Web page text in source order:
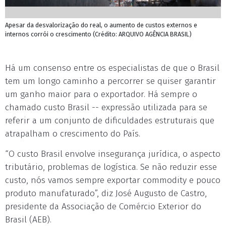
Apesar da desvalorização do real, o aumento de custos externos e
internos corrói o crescimento (Crédito: ARQUIVO AGÊNCIA BRASIL)
Há um consenso entre os especialistas de que o Brasil
tem um longo caminho a percorrer se quiser garantir
um ganho maior para o exportador. Há sempre o
chamado custo Brasil -- expressão utilizada para se
referir a um conjunto de dificuldades estruturais que
atrapalham o crescimento do País.
“O custo Brasil envolve insegurança jurídica, o aspecto
tributário, problemas de logística. Se não reduzir esse
custo, nós vamos sempre exportar commodity e pouco
produto manufaturado”, diz José Augusto de Castro,
presidente da Associação de Comércio Exterior do
Brasil (AEB).